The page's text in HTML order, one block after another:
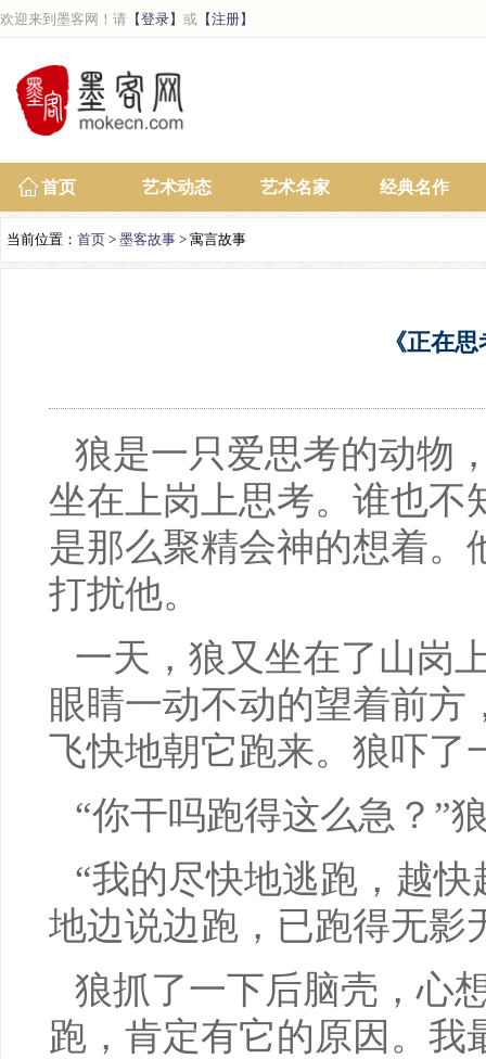
欢迎来到墨客网！请 【登录】 或 【注册】
首页 艺术动态 艺术名家 经典名作
当前位置： 首页 > 墨客故事 > 寓言故事
《正在
狼是一只爱思考的动物
坐在上岗上思考。谁也不
是那么聚精会神的想着。
打扰他。
一天，狼又坐在了山岗
眼睛一动不动的望着前
飞快地朝它跑来。狼吓了
“你干吗跑得这么急？”
“我的尽快地逃跑，越
地边说边跑，已跑得无影
狼抓了一下后脑壳，心
跑，肯定有它的原因。我